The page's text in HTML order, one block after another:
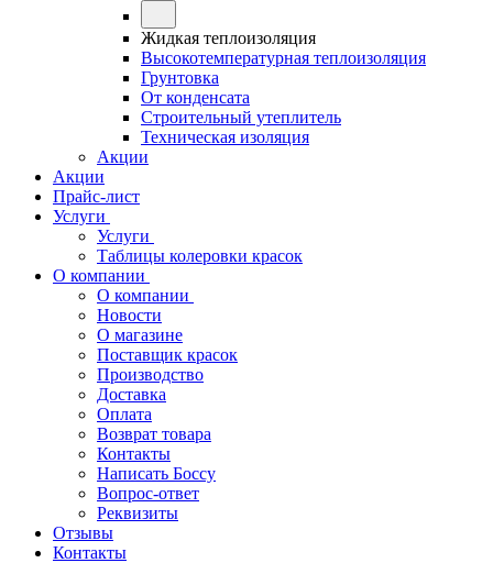
Жидкая теплоизоляция
Высокотемпературная теплоизоляция
Грунтовка
От конденсата
Строительный утеплитель
Техническая изоляция
Акции
Акции
Прайс-лист
Услуги
Услуги
Таблицы колеровки красок
О компании
О компании
Новости
О магазине
Поставщик красок
Производство
Доставка
Оплата
Возврат товара
Контакты
Написать Боссу
Вопрос-ответ
Реквизиты
Отзывы
Контакты